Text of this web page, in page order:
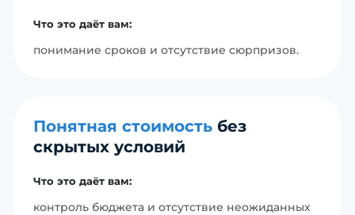
Что это даёт вам:
понимание сроков и отсутствие сюрпризов.
Понятная стоимость без
скрытых условий
Что это даёт вам:
контроль бюджета и отсутствие неожиданных